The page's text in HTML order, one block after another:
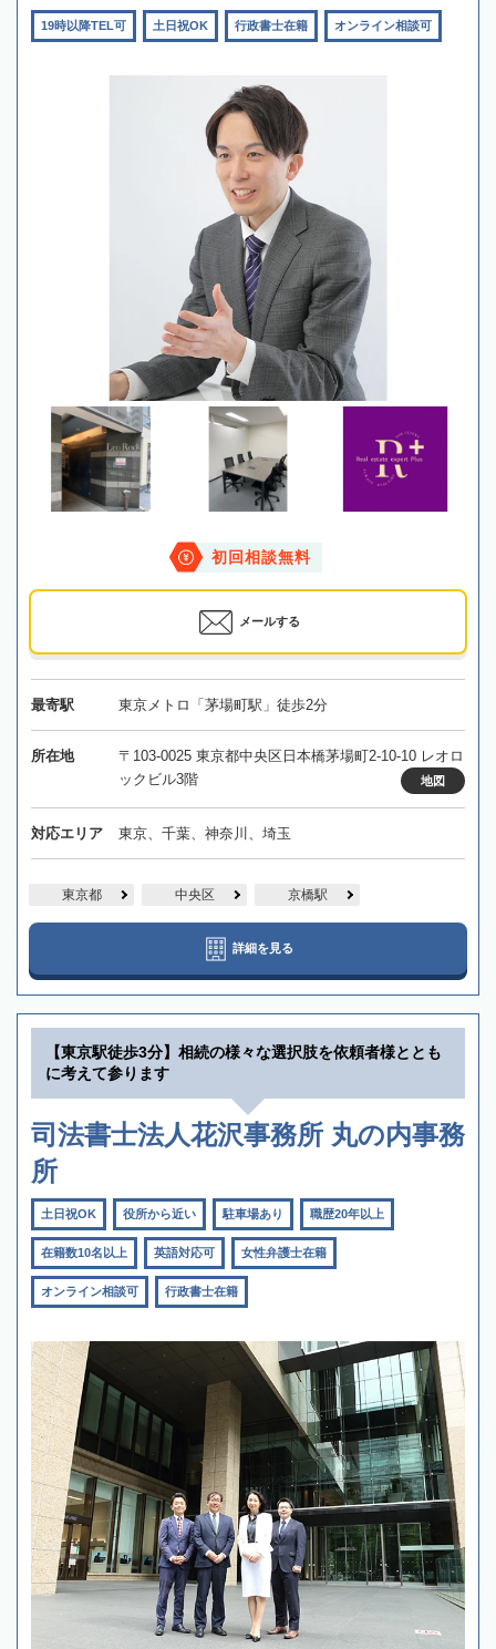
19時以降TEL可 土日祝OK 行政書士在籍 オンライン相談可
初回相談無料
メールする
最寄駅 東京メトロ「茅場町駅」徒歩2分
所在地
〒103-0025 東京都中央区日本橋茅場町2-10-10 レオロ
ックビル3階
地図
対応エリア 東京、千葉、神奈川、埼玉
東京都 中央区 京橋駅
詳細を見る
【東京駅徒歩3分】相続の様々な選択肢を依頼者様ととも
に考えて参ります
司法書士法人花沢事務所 丸の内事務
所
土日祝OK 役所から近い 駐車場あり 職歴20年以上
在籍数10名以上 英語対応可 女性弁護士在籍
オンライン相談可 行政書士在籍